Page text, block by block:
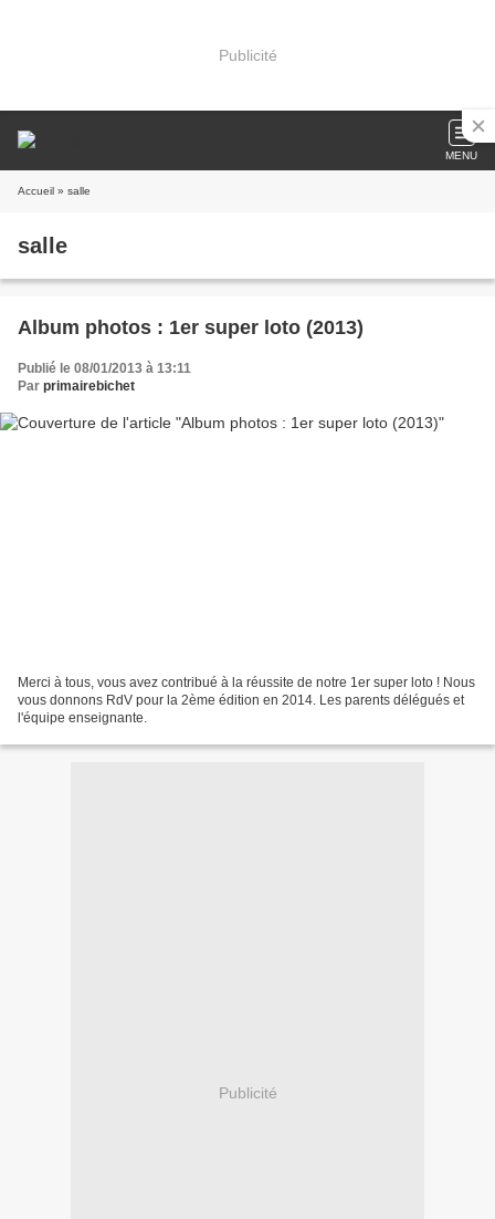
Publicité
MENU
Accueil » salle
salle
Album photos : 1er super loto (2013)
Publié le 08/01/2013 à 13:11
Par primairebichet
Merci à tous, vous avez contribué à la réussite de notre 1er super loto ! Nous
vous donnons RdV pour la 2ème édition en 2014. Les parents délégués et
l'équipe enseignante.
Publicité